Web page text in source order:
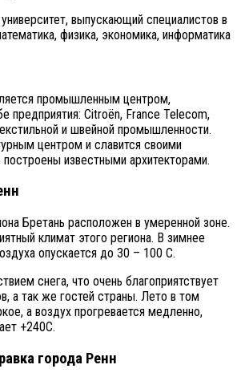
выпускающий специалистов в
физика, экономика, информатика
промышленным центром,
предприятия: Citroën, France Telecom,
и швейной промышленности.
центром и славится своими
известными архитекторами.
Бретань расположен в умеренной зоне.
климат этого региона. В зимнее
опускается до 30 – 100 С.
снега, что очень благоприятствует
а так же гостей страны. Лето в том
а воздух прогревается медленно,
+240С.
города Ренн